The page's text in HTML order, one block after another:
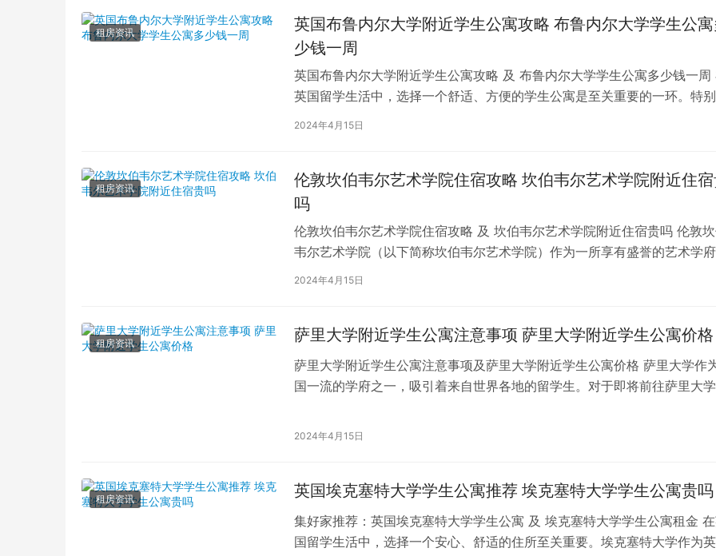
租房资讯
英国布鲁内尔大学附近学生公寓攻略 布鲁内尔大学学生公寓
少钱一周
英国布鲁内尔大学附近学生公寓攻略 及 布鲁内尔大学学生公寓多少钱一周
英国留学生活中，选择一个舒适、方便的学生公寓是至关重要的一环。特别
2024年4月15日
租房资讯
伦敦坎伯韦尔艺术学院住宿攻略 坎伯韦尔艺术学院附近住
吗
伦敦坎伯韦尔艺术学院住宿攻略 及 坎伯韦尔艺术学院附近住宿贵吗 伦敦
韦尔艺术学院（以下简称坎伯韦尔艺术学院）作为一所享有盛誉的艺术学府
吸引了全球各地的学子前来学习。而对于即将…
2024年4月15日
租房资讯 萨里大学附近学生公寓注意事项 萨里大学附近学生公寓价格
萨里大学附近学生公寓注意事项及萨里大学附近学生公寓价格 萨里大学作
国一流的学府之一，吸引着来自世界各地的留学生。对于即将前往萨里大学
2024年4月15日
租房资讯 英国埃克塞特大学学生公寓推荐 埃克塞特大学学生公寓贵吗
集好家推荐：英国埃克塞特大学学生公寓 及 埃克塞特大学学生公寓租金
国留学生活中，选择一个安心、舒适的住所至关重要。埃克塞特大学作为英